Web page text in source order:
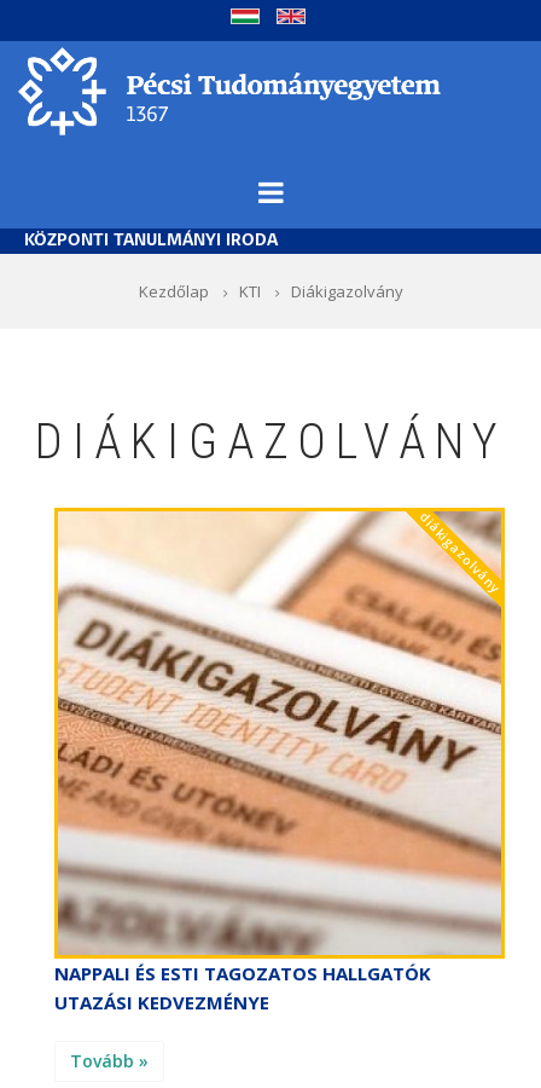
a
tartalomra
KÖZPONTI TANULMÁNYI IRODA
Kezdőlap KTI Diákigazolvány
DIÁKIGAZOLVÁNY
diákigazolvány
NAPPALI ÉS ESTI TAGOZATOS HALLGATÓK
UTAZÁSI KEDVEZMÉNYE
Tovább »